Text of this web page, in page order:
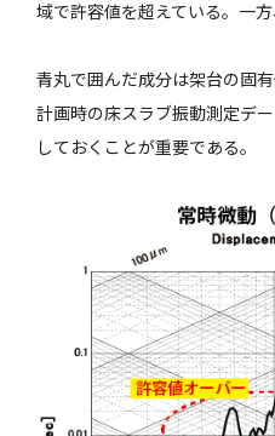
域で許容値を超えている。一
青丸で囲んだ成分は架台の固
計画時の床スラブ振動測定デ
しておくことが重要である。